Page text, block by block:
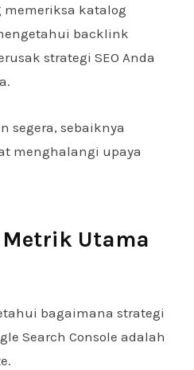
memeriksa katalog
backlink
strategi SEO Anda
segera, sebaiknya
menghalangi upaya
Metrik Utama
bagaimana strategi
Search Console adalah